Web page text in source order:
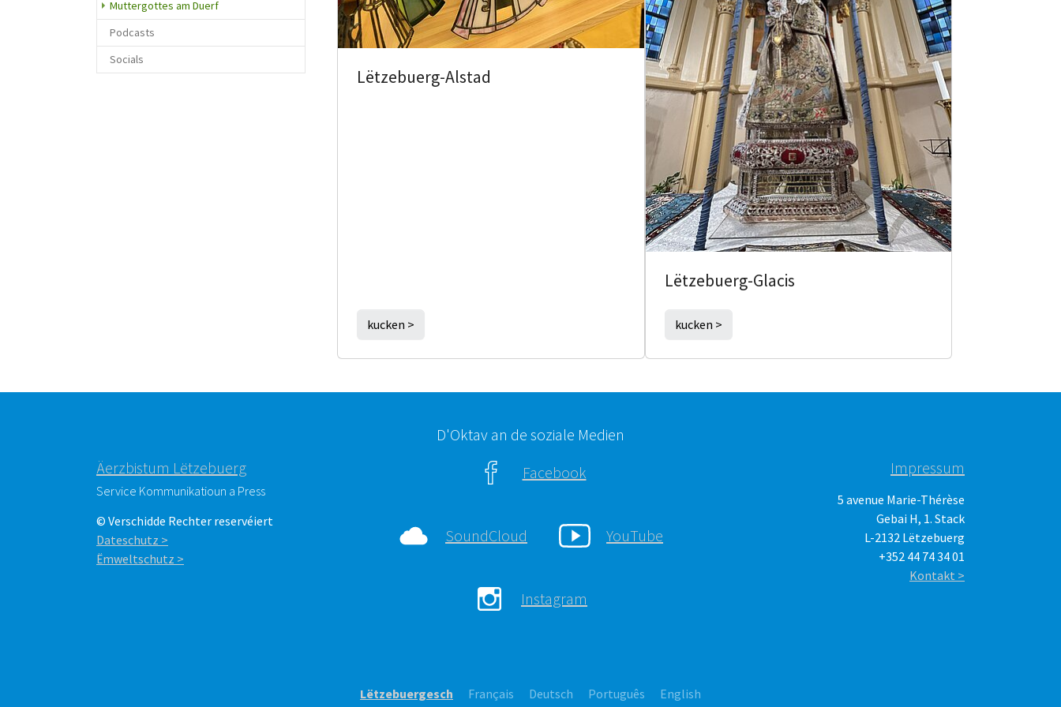
Lëtzebuerg-Alstad
kucken >
Lëtzebuerg-Glacis
kucken >
Muttergottes am Duerf(current)
Podcasts
Socials
Äerzbistum Lëtzebuerg
Service Kommunikatioun a Press
© Verschidde Rechter reservéiert
Dateschutz >
Ëmweltschutz >
D'Oktav an de soziale Medien
Facebook
SoundCloud YouTube
Instagram
Impressum
5 avenue Marie-Thérèse
Gebai H, 1. Stack
L-2132 Lëtzebuerg
+352 44 74 34 01
Kontakt >
Lëtzebuergesch Français Deutsch Português English